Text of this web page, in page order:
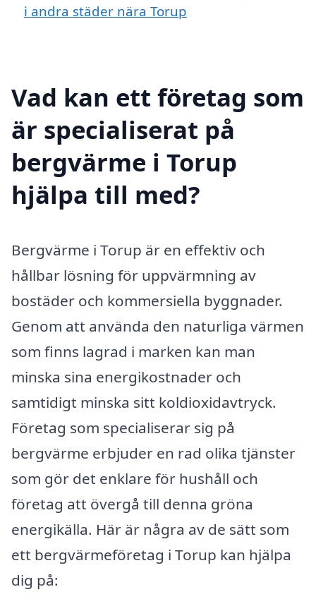
i andra städer nära Torup
Vad kan ett företag som
är specialiserat på
bergvärme i Torup
hjälpa till med?
Bergvärme i Torup är en effektiv och
hållbar lösning för uppvärmning av
bostäder och kommersiella byggnader.
Genom att använda den naturliga värmen
som finns lagrad i marken kan man
minska sina energikostnader och
samtidigt minska sitt koldioxidavtryck.
Företag som specialiserar sig på
bergvärme erbjuder en rad olika tjänster
som gör det enklare för hushåll och
företag att övergå till denna gröna
energikälla. Här är några av de sätt som
ett bergvärmeföretag i Torup kan hjälpa
dig på: